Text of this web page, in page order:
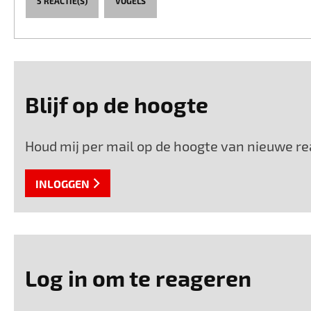
Blijf op de hoogte
Houd mij per mail op de hoogte van nieuwe
INLOGGEN
Log in om te reageren